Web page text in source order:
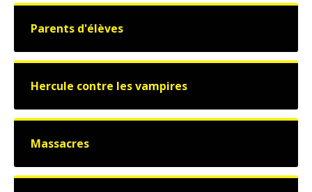
Parents d'élèves
Hercule contre les vampires
Massacres